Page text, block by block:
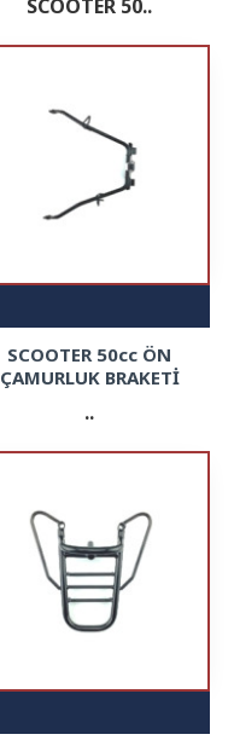
SCOOTER 50..
SCOOTER 50cc ÖN
ÇAMURLUK BRAKETİ
..